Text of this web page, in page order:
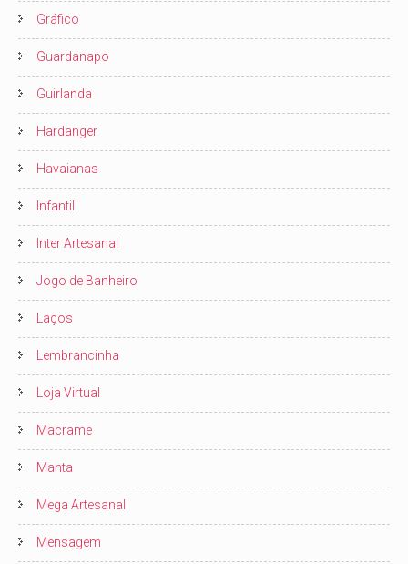
Gráfico
Guardanapo
Guirlanda
Hardanger
Havaianas
Infantil
Inter Artesanal
Jogo de Banheiro
Laços
Lembrancinha
Loja Virtual
Macrame
Manta
Mega Artesanal
Mensagem